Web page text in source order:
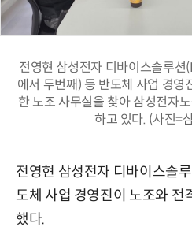
전영현 삼성전자 디바이스솔루션
에서 두번째) 등 반도체 사업 경영
한 노조 사무실을 찾아 삼성전자
하고 있다. (사진=
전영현 삼성전자 디바이스솔
도체 사업 경영진이 노조와 전
했다.